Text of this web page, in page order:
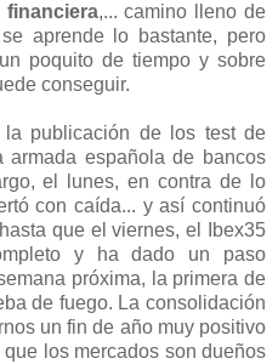
financiera,... camino lleno de
aprende lo bastante, pero
poquito de tiempo y sobre
conseguir.
la publicación de los test de
española de bancos
el lunes, en contra de lo
con caída... y así continuó
que el viernes, el Ibex35
y ha dado un paso
próxima, la primera de
de fuego. La consolidación
un fin de año muy positivo
los mercados son dueños